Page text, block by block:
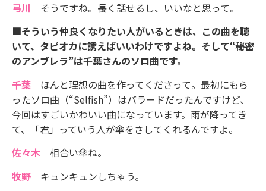
弓川 そうですね。長く話せるし、いいなと思って。
■そういう仲良くなりたい人がいるときは、この曲を聴
いて、タピオカに誘えばいいわけですよね。そして“秘密
のアンブレラ”は千葉さんのソロ曲です。
千葉 ほんと理想の曲を作ってくださって。最初にもら
ったソロ曲（“Selfish”）はバラードだったんですけど、
今回はすごいかわいい曲になっています。雨が降ってき
て、「君」っていう人が傘をさしてくれるんですよ。
佐々木 相合い傘ね。
牧野 キュンキュンしちゃう。